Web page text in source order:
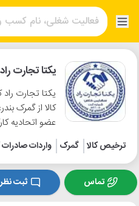
یکتا تجارت راد
یکتا تجارت
کالا از گمرک
عضو اتحادیه
ترخیص کالا گمرک واردات صادرات
تماس ثبت نظر